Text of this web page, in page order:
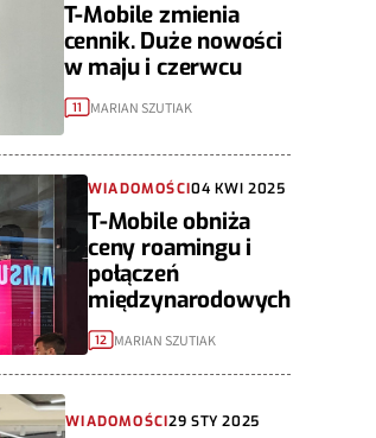
T-Mobile zmienia
cennik. Duże nowości
w maju i czerwcu
11 MARIAN SZUTIAK
WIADOMOŚCI04 KWI 2025
T-Mobile obniża
ceny roamingu i
połączeń
międzynarodowych
12 MARIAN SZUTIAK
WIADOMOŚCI29 STY 2025